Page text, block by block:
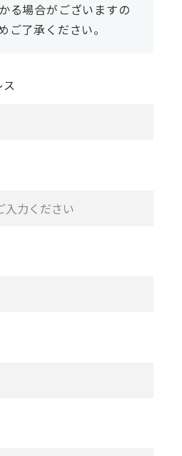
る場合がございますの
ご了承ください。